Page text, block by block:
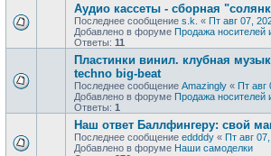
Аудио кассеты - сборная
Последнее сообщение s.k. « Пт авг 07,
Добавлено в форуме Продажa носителей
Ответы: 11
Пластинки винил. клубная
techno big-beat
Последнее сообщение Amazingly « Пт авг
Добавлено в форуме Продажa носителей
Ответы: 1
Наш ответ Баллфингеру: свой
Последнее сообщение eddddy « Пт авг
Добавлено в форуме Наши самоделки